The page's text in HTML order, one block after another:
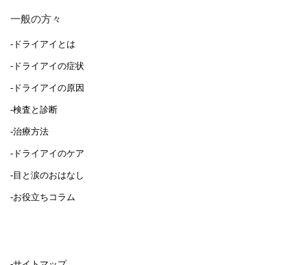
一般の方々
-ドライアイとは
-ドライアイの症状
-ドライアイの原因
-検査と診断
-治療方法
-ドライアイのケア
-目と涙のおはなし
-お役立ちコラム